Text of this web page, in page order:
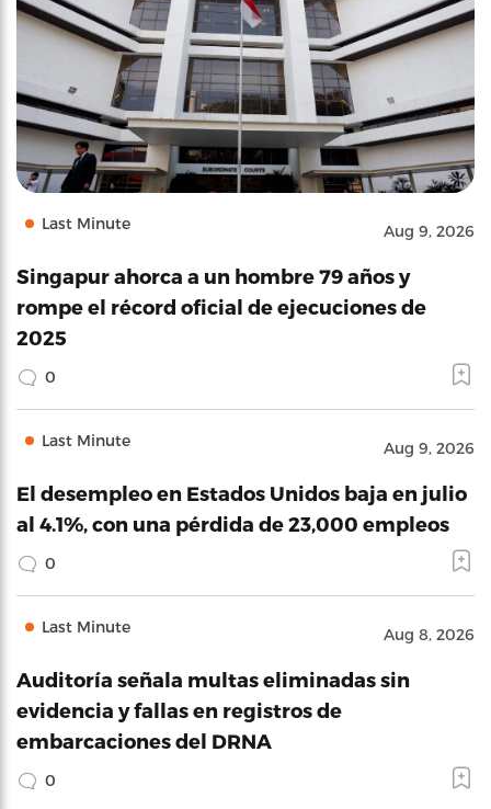
Last Minute Aug 9, 2026
Singapur ahorca a un hombre 79 años y
rompe el récord oficial de ejecuciones de
2025
0
Last Minute Aug 9, 2026
El desempleo en Estados Unidos baja en julio
al 4.1%, con una pérdida de 23,000 empleos
0
Last Minute Aug 8, 2026
Auditoría señala multas eliminadas sin
evidencia y fallas en registros de
embarcaciones del DRNA
0